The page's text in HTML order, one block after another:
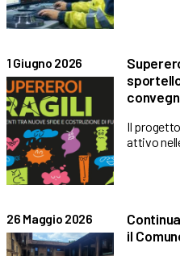
1 Giugno 2026
Il
attivo
26 Maggio 2026
il